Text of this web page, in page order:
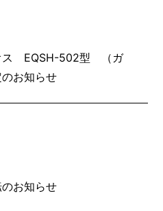
ス EQSH-502型 （ガ
お知らせ
お知らせ